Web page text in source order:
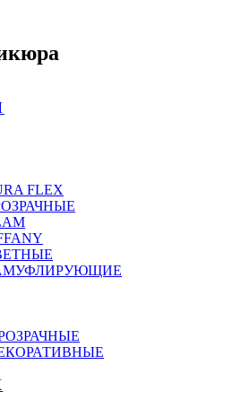
FLEX